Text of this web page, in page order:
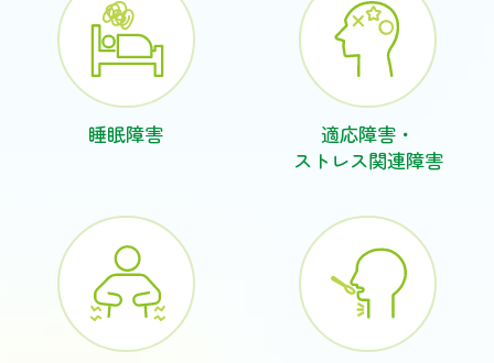
睡眠障害
適応障害・
ストレス関連障害